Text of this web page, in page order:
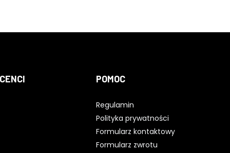
POMOC
Regulamin
Polityka prywatności
Formularz kontaktowy
Formularz zwrotu